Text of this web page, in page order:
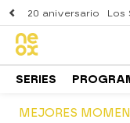
20 aniversario Los
SERIES
MEJORES